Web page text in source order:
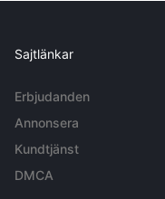
Sajtlänkar
Erbjudanden
Annonsera
Kundtjänst
DMCA